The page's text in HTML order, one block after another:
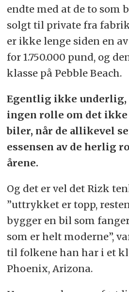
endte med at de to som
solgt til private fra
er ikke lenge siden en
for 1.750.000 pund, og
klasse på Pebble Beach.
Egentlig ikke
ingen rolle om det ikke
biler, når de allikevel
essensen av de herlig
årene.
Og det er vel det Rizk
”uttrykket er topp,
bygger en bil som
som er helt moderne”,
til folkene han har i et
Phoenix, Arizona.